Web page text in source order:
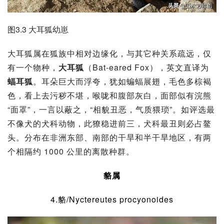
图3.3 大耳狐幼崽
大耳狐属在狐族中相对边缘化，与其它种关系疏远，仅
有一个物种， 大耳狐 （Bat-eared Fox），英文直译为
蝠耳狐。耳朵巨大而浮夸，犹如蝙蝠展翅，毛色多棕褐
色，看上去污秽不堪，喉咙和腹部灰白，面部似有浣熊
“面罩”，一言以蔽之，“相貌丑恶，气质猥琐”。如评选最
不像犬的犬科动物，此獠稳进前三，犬科最丑则必占鳌
头。分布在非洲东部、南部的干旱和半干旱地区，有两
个相隔约 1000 公里的离散种群。
貉属
4.貉/Nyctereutes procyonoides